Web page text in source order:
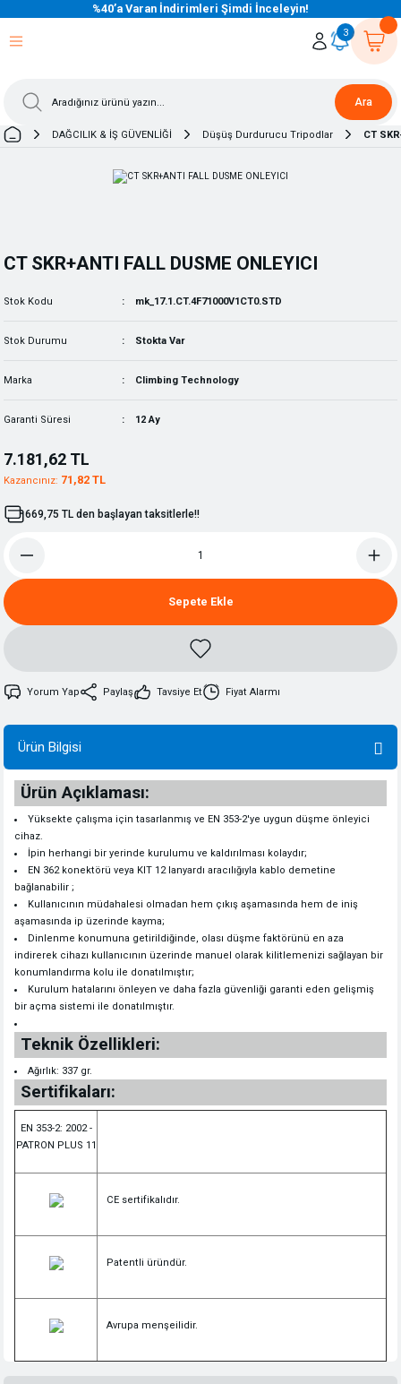
%40’a Varan İndirimleri Şimdi İnceleyin!
Ara
3
DAĞCILIK & İŞ GÜVENLİĞİ Düşüş Durdurucu Tripodlar CT
CT SKR+ANTI FALL DUSME ONLEYICI
Stok Kodu mk_17.1.CT.4F71000V1CT0.STD
Stok Durumu Stokta Var
Marka Climbing Technology
Garanti Süresi 12 Ay
7.181,62 TL
Kazancınız: 71,82 TL
669,75 TL den başlayan taksitlerle!!
Sepete Ekle
Yorum Yap Paylaş Tavsiye Et Fiyat Alarmı
Ürün Bilgisi
Ürün Açıklaması:
Yüksekte çalışma için tasarlanmış ve EN 353-2'ye uygun düşme önleyici
cihaz.
İpin herhangi bir yerinde kurulumu ve kaldırılması kolaydır;
EN 362 konektörü veya KIT 12 lanyardı aracılığıyla kablo demetine
bağlanabilir ;
Kullanıcının müdahalesi olmadan hem çıkış aşamasında hem de iniş
aşamasında ip üzerinde kayma;
Dinlenme konumuna getirildiğinde, olası düşme faktörünü en aza
indirerek cihazı kullanıcının üzerinde manuel olarak kilitlemenizi sağlayan bir
konumlandırma kolu ile donatılmıştır;
Kurulum hatalarını önleyen ve daha fazla güvenliği garanti eden gelişmiş
bir açma sistemi ile donatılmıştır.
Teknik Özellikleri:
Ağırlık: 337 gr.
Sertifikaları:
EN 353-2: 2002 -
PATRON PLUS 11
CE sertifikalıdır.
Patentli üründür.
Avrupa menşeilidir.